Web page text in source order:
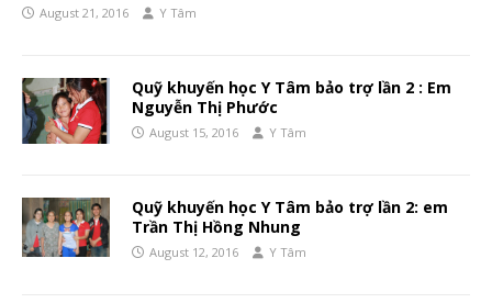
August 21, 2016 Y Tâm
Quỹ khuyến học Y Tâm bảo trợ lần 2 : Em
Nguyễn Thị Phước
August 15, 2016 Y Tâm
Quỹ khuyến học Y Tâm bảo trợ lần 2: em
Trần Thị Hồng Nhung
August 12, 2016 Y Tâm